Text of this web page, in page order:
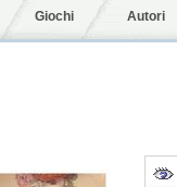
Giochi Autori